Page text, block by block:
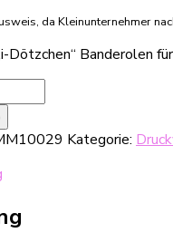
da Kleinunternehmer
Dötzchen“ Banderolen
Kategorie: